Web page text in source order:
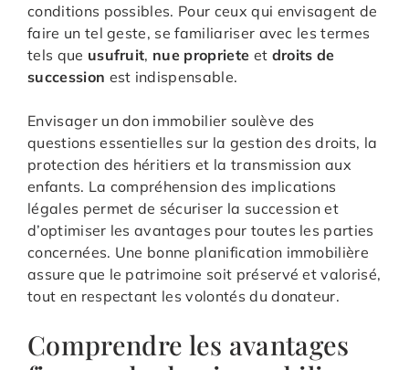
conditions possibles. Pour ceux qui envisagent de
faire un tel geste, se familiariser avec les termes
tels que usufruit, nue propriete et droits de
succession est indispensable.
Envisager un don immobilier soulève des
questions essentielles sur la gestion des droits, la
protection des héritiers et la transmission aux
enfants. La compréhension des implications
légales permet de sécuriser la succession et
d’optimiser les avantages pour toutes les parties
concernées. Une bonne planification immobilière
assure que le patrimoine soit préservé et valorisé,
tout en respectant les volontés du donateur.
Comprendre les avantages